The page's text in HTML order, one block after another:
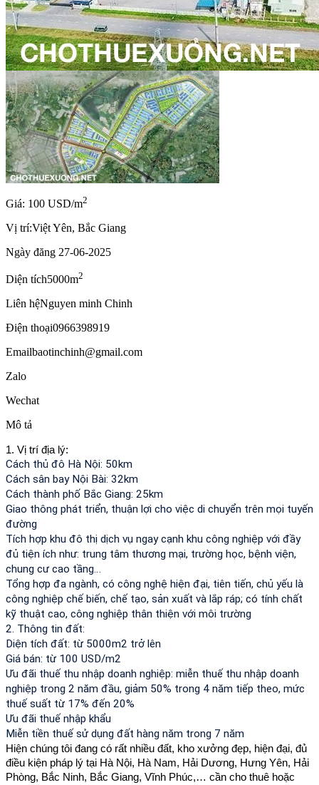
Giá: 100 USD/m2
Vị trí:Việt Yên, Bắc Giang
Ngày đăng 27-06-2025
Diện tích5000m2
Liên hệNguyen minh Chinh
Điện thoại0966398919
Emailbaotinchinh@gmail.com
Zalo
Wechat
Mô tả
1. Vị trí địa lý:
Cách thủ đô Hà Nội: 50km
Cách sân bay Nội Bài: 32km
Cách thành phố Bắc Giang: 25km
Giao thông phát triển, thuận lợi cho việc di chuyển trên mọi tuyến
đường
Tích hợp khu đô thị dịch vụ ngay cạnh khu công nghiệp với đầy
đủ tiện ích như: trung tâm thương mại, trường học, bệnh viện,
chung cư cao tầng…
Tổng hợp đa ngành, có công nghệ hiện đại, tiên tiến, chủ yếu là
công nghiệp chế biến, chế tạo, sản xuất và lắp ráp; có tính chất
kỹ thuật cao, công nghiệp thân thiện với môi trường
2. Thông tin đất:
Diện tích đất: từ 5000m2 trở lên
Giá bán: từ 100 USD/m2
Ưu đãi thuế thu nhập doanh nghiệp: miễn thuế thu nhập doanh
nghiệp trong 2 năm đầu, giảm 50% trong 4 năm tiếp theo, mức
thuế suất từ 17% đến 20%
Ưu đãi thuế nhập khẩu
Miễn tiền thuế sử dụng đất hàng năm trong 7 năm
Hiện chúng tôi đang có rất nhiều đất, kho xưởng đẹp, hiện đại, đủ
điều kiện pháp lý tại Hà Nội, Hà Nam, Hải Dương, Hưng Yên, Hải
Phòng, Bắc Ninh, Bắc Giang, Vĩnh Phúc,… cần cho thuê hoặc